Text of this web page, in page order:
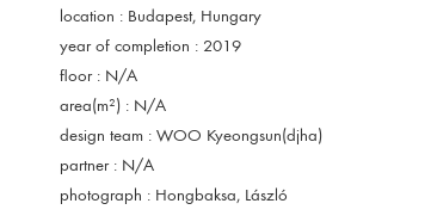
location : Budapest, Hungary
year of completion : 2019
floor : N/A
area(m²) : N/A
design team : WOO Kyeongsun(djha)
partner : N/A
photograph : Hongbaksa, László